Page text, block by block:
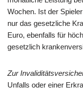
Wochen. Ist der
nur das gesetzliche
Euro, ebenfalls für
gesetzlich
Zur
Unfalls oder einer